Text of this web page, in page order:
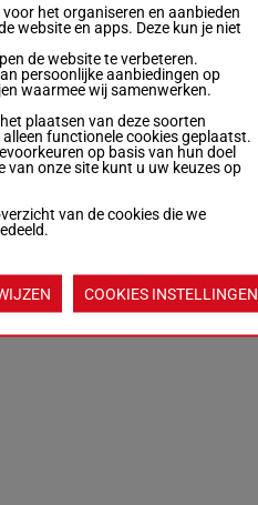
het organiseren en aanbieden
website en apps. Deze kun je niet
de website te verbeteren.
persoonlijke aanbiedingen op
waarmee wij samenwerken.
plaatsen van deze soorten
functionele cookies geplaatst.
op basis van hun doel
van onze site kunt u uw keuzes op
van de cookies die we
COOKIES INSTELLINGEN